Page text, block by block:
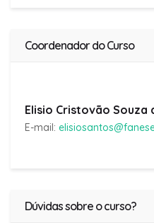
Coordenador do Curso
Elisio Cristovão Souza
E-mail:
Dúvidas sobre o curso?